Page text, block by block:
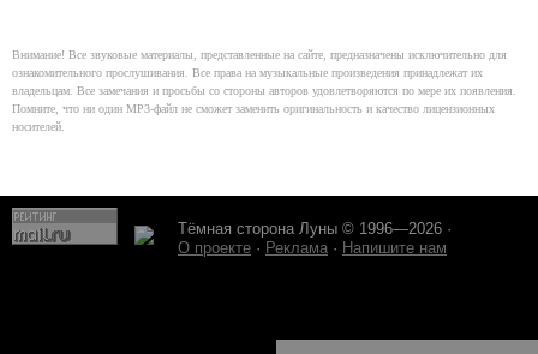
Внимание! Все звуковые материалы, представленные на сайте, предназначены исключительно для
ознакомительного прослушивания. Все права на музыкальные произведения принадлежат их
владельцам. Все замечания и просьбы со стороны авторов удовлетворяются по мере их появления.
Помните, что ни один MP3-файл не сможет заменить оригинальность и качество лицензионных
носителей.
Тёмная сторона Луны © 1996—2026 ·
О проекте · Реклама · Напишите нам